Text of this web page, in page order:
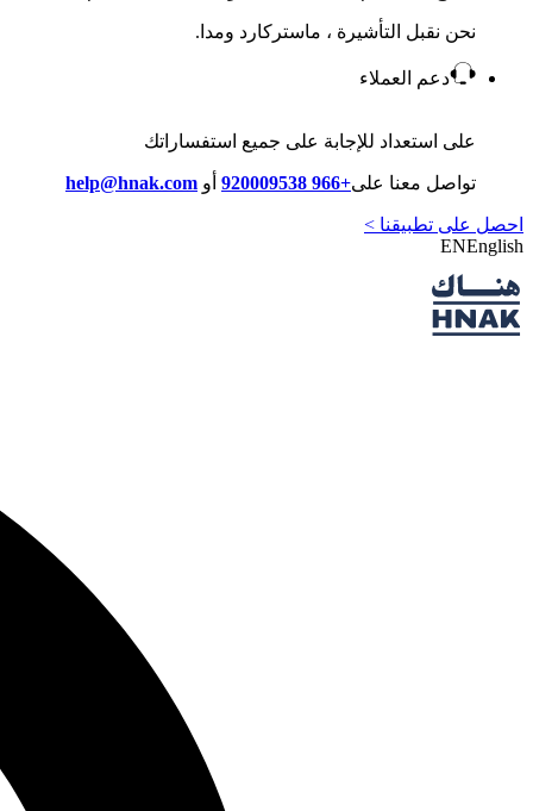
نحن نقبل التأشيرة ، ماستركارد ومدا.
دعم العملاء
على استعداد للإجابة على جميع استفساراتك
تواصل معنا على+966 920009538 أو help@hnak.com
احصل على تطبيقنا >
ENEnglish